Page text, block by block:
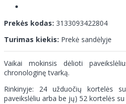
Prekės kodas: 3133093422804
Turimas kiekis: Prekė sandėlyje
Vaikai mokinsis dėlioti
chronologinę tvarką.
Rinkinyje: 24 užduočių kortelės
paveikslėliu arba be jų) 52 kortelės su